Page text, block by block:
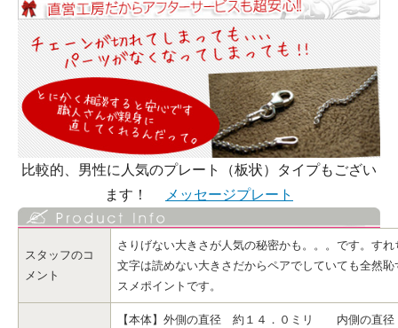
比較的、男性に人気のプレート（板状）タイプもござい
ます！
メッセージプレート
スタッフのコ
メント
さりげない大きさが人気の秘密かも。。。です。す
文字は読めない大きさだからペアでしていても全然
スメポイントです。
【本体】外側の直径 約１４．０ミリ 内側の